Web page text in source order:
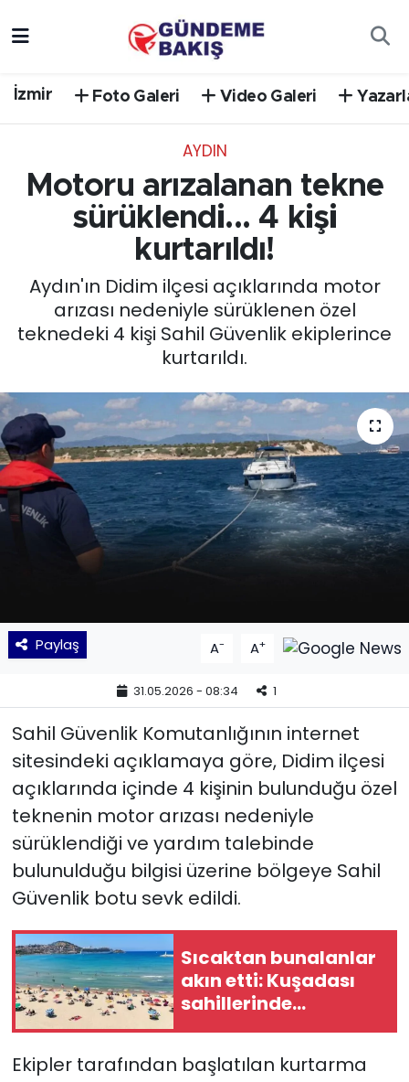
İzmir Foto Galeri Video Galeri
AYDIN
Motoru arızalanan tekne
sürüklendi... 4 kişi
kurtarıldı!
Aydın'ın Didim ilçesi açıklarında motor
arızası nedeniyle sürüklenen özel
teknedeki 4 kişi Sahil Güvenlik ekiplerince
kurtarıldı.
Paylaş A- A+
31.05.2026 - 08:34 1
Sahil Güvenlik Komutanlığının internet
sitesindeki açıklamaya göre, Didim ilçesi
açıklarında içinde 4 kişinin bulunduğu özel
teknenin motor arızası nedeniyle
sürüklendiği ve yardım talebinde
bulunulduğu bilgisi üzerine bölgeye Sahil
Güvenlik botu sevk edildi.
Sıcaktan bunalanlar
akın etti: Kuşadası
sahillerinde
yoğunluk!
Ekipler tarafından başlatılan kurtarma
EGE
EKONOMİ
English News
GÜNCEL
KÜLTÜR SANAT
MAGAZİN
POLİTİKA
Siyaset
TEKNOLOJİ
Yaşam
YEREL POLİTİKA
YEREL YÖNETİMLER
Yurt
Süper Lig Puan Durumu ve Fikstür
Tüm Manşetler
Son Dakika Haberleri
Haber Arşivi